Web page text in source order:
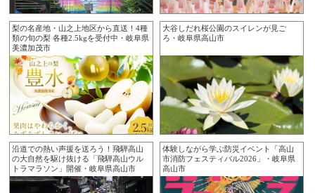
梨の名産地・山之上地区から直送！4種
類の旬の梨 各種2.5kgを受付中・岐阜県
美濃加茂市
大谷しだれ桜公園のスイレンが見ご
ろ・岐阜県高山市
沿道での熱い声援を送ろう！飛騨高山
の大自然を駆け抜ける「飛騨高山ウル
トラマラソン」開催・岐阜県高山市
体験しながら学ぶ防災イベント「高山
市消防フェスティバル2026」・岐阜県
高山市